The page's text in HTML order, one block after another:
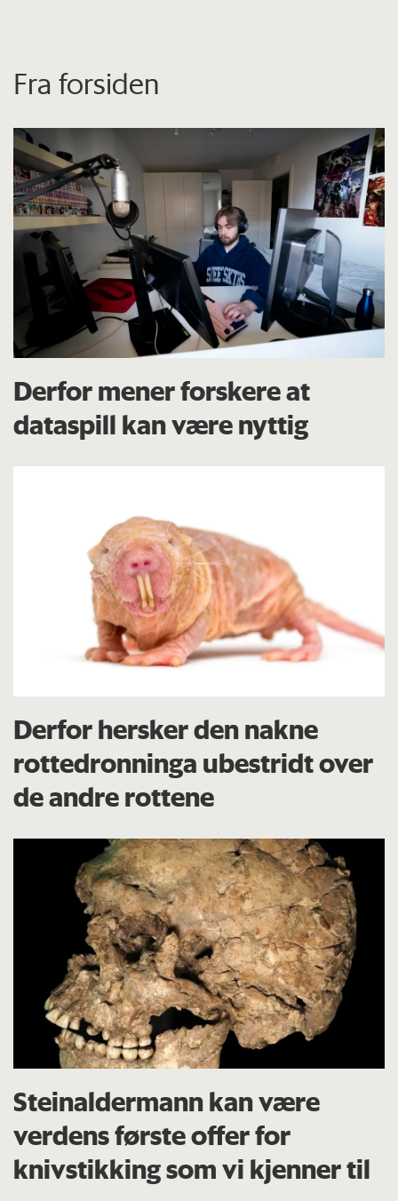
Fra forsiden
Derfor mener forskere at
dataspill kan være nyttig
Derfor hersker den nakne
rottedronninga ubestridt over
de andre rottene
Steinaldermann kan være
verdens første offer for
knivstikking som vi kjenner til